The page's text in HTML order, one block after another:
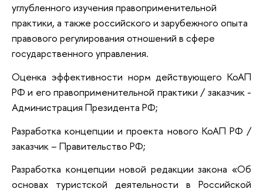
углубленного изучения правоприменительной
практики, а также российского и зарубежного опыта
правового регулирования отношений в сфере
государственного управления.
Оценка эффективности норм действующего КоАП
РФ и его правоприменительной практики / заказчик -
Администрация Президента РФ;
Разработка концепции и проекта нового КоАП РФ /
заказчик – Правительство РФ;
Разработка концепции новой редакции закона «Об
основах туристской деятельности в Российской